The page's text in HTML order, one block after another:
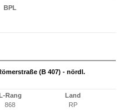
BPL
(B 407) - nördl.
L-Rang
868
Land
RP